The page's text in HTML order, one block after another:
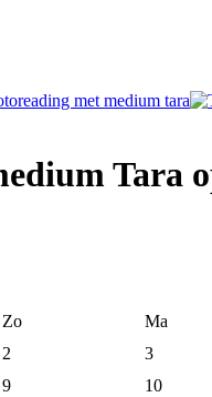
Tara
Zo Ma
2 3
9 10